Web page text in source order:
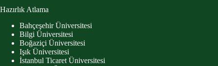
Hazırlık Atlama
Bahçeşehir Üniversitesi
Bilgi Üniversitesi
Boğaziçi Üniversitesi
Işık Üniversitesi
İstanbul Ticaret Üniversitesi